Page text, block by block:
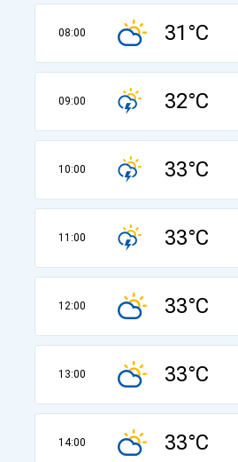
08:00 31°C
09:00 32°C
10:00 33°C
11:00 33°C
12:00 33°C
13:00 33°C
14:00 33°C